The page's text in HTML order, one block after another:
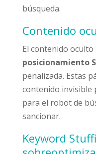
búsqueda.
Contenido
El contenido
posicionamiento
penalizada. Estas
contenido invisible
para el robot de
sancionar.
Keyword